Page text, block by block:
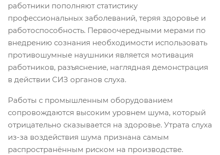
работники пополняют статистику
профессиональных заболеваний, теряя здоровье и
работоспособность. Первоочередными мерами по
внедрению сознания необходимости использовать
противошумные наушники является мотивация
работников, разъяснение, наглядная демонстрация
в действии СИЗ органов слуха.
Работы с промышленным оборудованием
сопровождаются высоким уровнем шума, который
отрицательно сказывается на здоровье. Утрата слуха
из-за воздействия шума признана самым
распространённым риском на производстве.